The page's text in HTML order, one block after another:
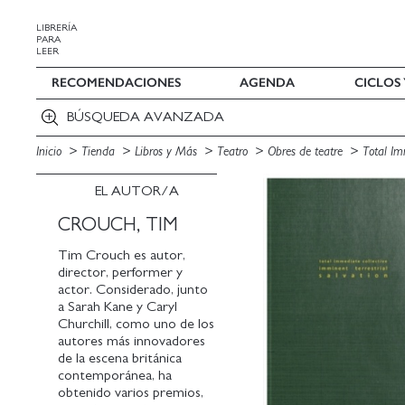
LIBRERÍA
PARA
LEER
RECOMENDACIONES AGENDA CICLOS
BÚSQUEDA AVANZADA
Inicio Tienda Libros y Más Teatro Obres de teatre Total
EL AUTOR/A
CROUCH, TIM
Tim Crouch es autor,
director, performer y
actor. Considerado, junto
a Sarah Kane y Caryl
Churchill, como uno de los
autores más innovadores
de la escena británica
contemporánea, ha
obtenido varios premios,